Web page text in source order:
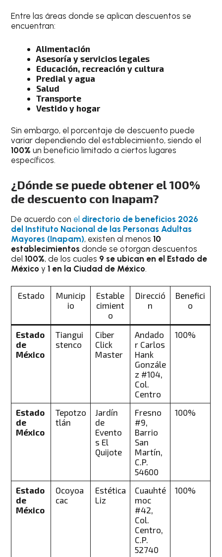
Entre las áreas donde se aplican descuentos se
encuentran:
Alimentación
Asesoría y servicios legales
Educación, recreación y cultura
Predial y agua
Salud
Transporte
Vestido y hogar
Sin embargo, el porcentaje de descuento puede
variar dependiendo del establecimiento, siendo el
100% un beneficio limitado a ciertos lugares
específicos.
¿Dónde se puede obtener el 100%
de descuento con Inapam?
De acuerdo con el directorio de beneficios 2026
del Instituto Nacional de las Personas Adultas
Mayores (Inapam), existen al menos10
establecimientos donde se otorgan descuentos
del100%, de los cuales 9 se ubican en el Estado de
México y1 en la Ciudad de México.
Estado
Municip
io
Estable
cimient
o
Direcció
n
Benefici
o
Estado
de
México
Tiangui
stenco
Ciber
Click
Master
Andado
r Carlos
Hank
Gonzále
z #104,
Col.
Centro
100%
Estado
de
México
Tepotzo
tlán
Jardín
de
Evento
s El
Quijote
Fresno
#9,
Barrio
San
Martín,
C.P.
54600
100%
Estado
de
México
Ocoyoa
cac
Estética
Liz
Cuauhté
moc
#42,
Col.
Centro,
C.P.
52740
100%